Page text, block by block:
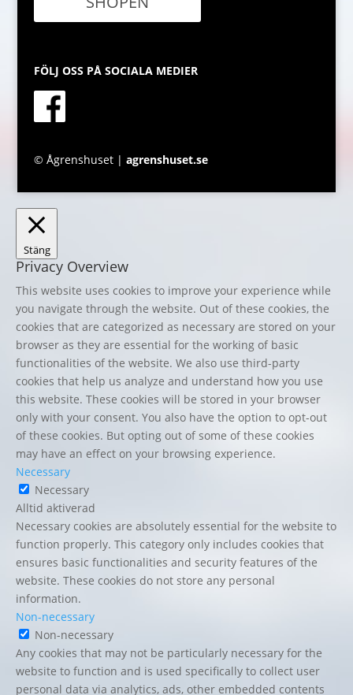
FÖLJ OSS PÅ SOCIALA MEDIER
© Ågrenshuset | agrenshuset.se
Stäng
Privacy Overview
This website uses cookies to improve your experience while
you navigate through the website. Out of these cookies, the
cookies that are categorized as necessary are stored on your
browser as they are essential for the working of basic
functionalities of the website. We also use third-party
cookies that help us analyze and understand how you use
this website. These cookies will be stored in your browser
only with your consent. You also have the option to opt-out
of these cookies. But opting out of some of these cookies
may have an effect on your browsing experience.
Necessary
Necessary
Alltid aktiverad
Necessary cookies are absolutely essential for the website to
function properly. This category only includes cookies that
ensures basic functionalities and security features of the
website. These cookies do not store any personal
information.
Non-necessary
Non-necessary
Any cookies that may not be particularly necessary for the
website to function and is used specifically to collect user
personal data via analytics, ads, other embedded contents